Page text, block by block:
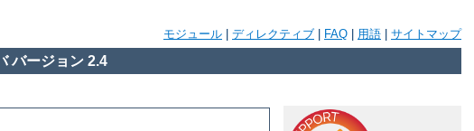
モジュール ディレクティブ FAQ 用語 サイトマップ
バージョン 2.4